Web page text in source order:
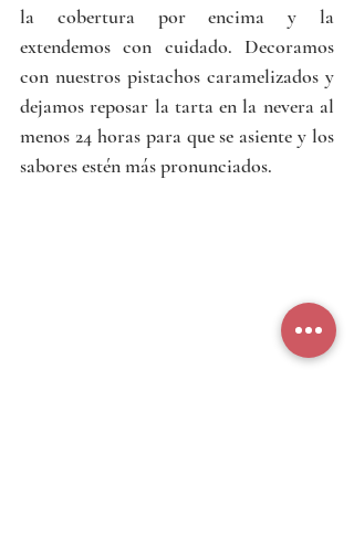
la cobertura por encima y la
extendemos con cuidado. Decoramos
con nuestros pistachos caramelizados y
dejamos reposar la tarta en la nevera al
menos 24 horas para que se asiente y los
sabores estén más pronunciados.